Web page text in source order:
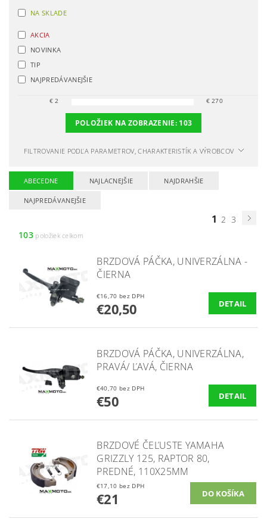
NA SKLADE
AKCIA
NOVINKA
TIP
NAJPREDÁVANEJŠIE
€2 €270
POLOŽIEK NA ZOBRAZENIE: 103
FILTROVANIE PODĽA PARAMETROV, CHARAKTERISTÍK A VÝROBCOV
ABECEDNE NAJLACNEJŠIE NAJDRAHŠIE
NAJPREDÁVANEJŠIE
1 2 3
103položiek celkom
BRZDOVÁ PÁČKA, UNIVERZÁLNA -
ČIERNA
€16,70 bez DPH
€20,50 DETAIL
BRZDOVÁ PÁČKA, UNIVERZÁLNA,
PRAVÁ/ ĽAVÁ, ČIERNA
€40,70 bez DPH
€50 DETAIL
BRZDOVÉ ČEĽUSTE YAMAHA
GRIZZLY 125, RAPTOR 80,
PREDNÉ, 110X25MM
€17,10 bez DPH
€21